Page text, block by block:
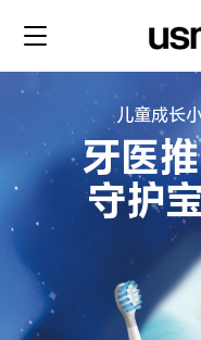
儿童成长
牙医
守护